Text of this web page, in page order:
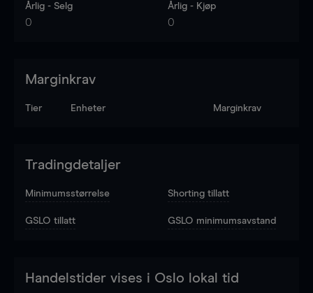
Årlig - Selg
0
Årlig - Kjøp
0
Marginkrav
Tier Enheter Marginkrav
Tradingdetaljer
Minimumsstørrelse Shorting tillatt
GSLO tillatt GSLO minimumsavstand
Handelstider vises i Oslo lokal tid